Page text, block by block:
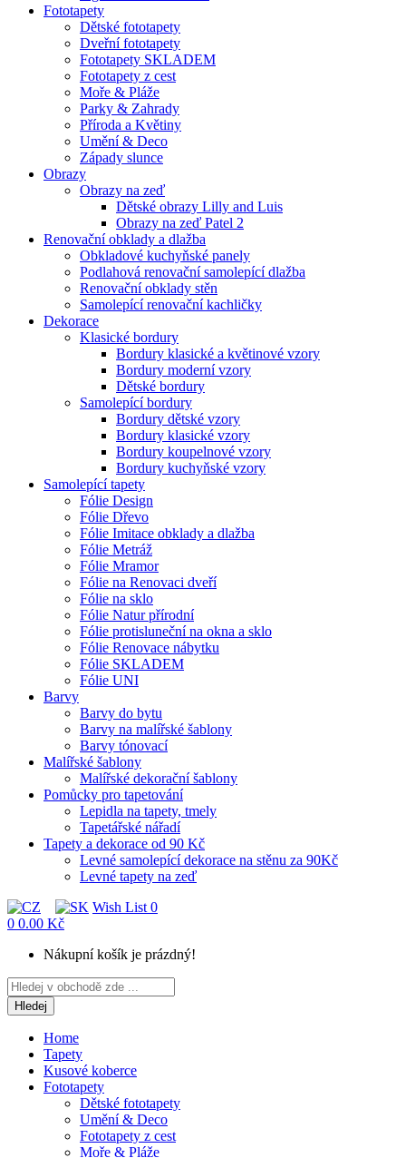
Fototapety
Dětské fototapety
Dveřní fototapety
Fototapety SKLADEM
Fototapety z cest
Moře & Pláže
Parky & Zahrady
Příroda a Květiny
Umění & Deco
Západy slunce
Obrazy
Obrazy na zeď
Dětské obrazy Lilly and Luis
Obrazy na zeď Patel 2
Renovační obklady a dlažba
Obkladové kuchyňské panely
Podlahová renovační samolepící dlažba
Renovační obklady stěn
Samolepící renovační kachličky
Dekorace
Klasické bordury
Bordury klasické a květinové vzory
Bordury moderní vzory
Dětské bordury
Samolepící bordury
Bordury dětské vzory
Bordury klasické vzory
Bordury koupelnové vzory
Bordury kuchyňské vzory
Samolepící tapety
Fólie Design
Fólie Dřevo
Fólie Imitace obklady a dlažba
Fólie Metráž
Fólie Mramor
Fólie na Renovaci dveří
Fólie na sklo
Fólie Natur přírodní
Fólie protisluneční na okna a sklo
Fólie Renovace nábytku
Fólie SKLADEM
Fólie UNI
Barvy
Barvy do bytu
Barvy na malířské šablony
Barvy tónovací
Malířské šablony
Malířské dekorační šablony
Pomůcky pro tapetování
Lepidla na tapety, tmely
Tapetářské nářadí
Tapety a dekorace od 90 Kč
Levné samolepící dekorace na stěnu za 90Kč
Levné tapety na zeď
Wish List 0
0 0.00 Kč
Nákupní košík je prázdný!
Hledej
Home
Tapety
Kusové koberce
Fototapety
Dětské fototapety
Umění & Deco
Fototapety z cest
Moře & Pláže